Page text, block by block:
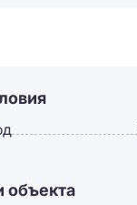
объекта